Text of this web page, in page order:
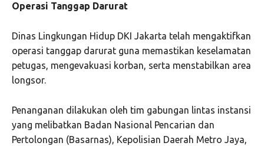
Operasi Tanggap Darurat
Dinas Lingkungan Hidup DKI Jakarta telah mengaktifkan
operasi tanggap darurat guna memastikan keselamatan
petugas, mengevakuasi korban, serta menstabilkan area
longsor.
Penanganan dilakukan oleh tim gabungan lintas instansi
yang melibatkan Badan Nasional Pencarian dan
Pertolongan (Basarnas), Kepolisian Daerah Metro Jaya,